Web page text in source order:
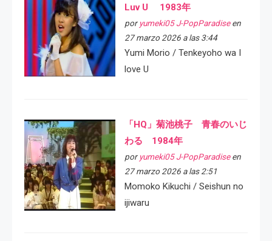
Luv U 1983年
por yumeki05 J-PopParadiseen
27 marzo 2026 a las 3:44
Yumi Morio / Tenkeyoho wa I
love U
「HQ」菊池桃子 青春のいじ
わる 1984年
por yumeki05 J-PopParadiseen
27 marzo 2026 a las 2:51
Momoko Kikuchi / Seishun no
ijiwaru